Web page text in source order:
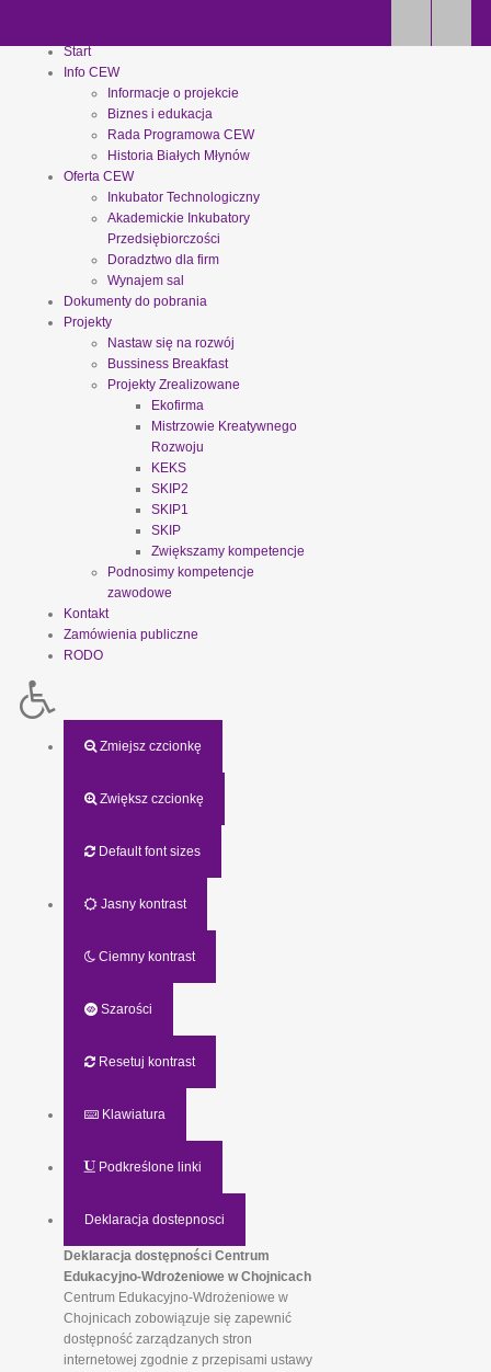
Start
Info CEW
Informacje o projekcie
Biznes i edukacja
Rada Programowa CEW
Historia Białych Młynów
Oferta CEW
Inkubator Technologiczny
Akademickie Inkubatory
Przedsiębiorczości
Doradztwo dla firm
Wynajem sal
Dokumenty do pobrania
Projekty
Nastaw się na rozwój
Bussiness Breakfast
Projekty Zrealizowane
Ekofirma
Mistrzowie Kreatywnego
Rozwoju
KEKS
SKIP2
SKIP1
SKIP
Zwiększamy kompetencje
Podnosimy kompetencje
zawodowe
Kontakt
Zamówienia publiczne
RODO
Zmiejsz czcionkę
Zwiększ czcionkę
Default font sizes
Jasny kontrast
Ciemny kontrast
Szarości
Resetuj kontrast
Klawiatura
Podkreślone linki
Deklaracja dostepnosci
Deklaracja dostępności Centrum
Edukacyjno-Wdrożeniowe w Chojnicach
Centrum Edukacyjno-Wdrożeniowe w
Chojnicach zobowiązuje się zapewnić
dostępność zarządzanych stron
internetowej zgodnie z przepisami ustawy